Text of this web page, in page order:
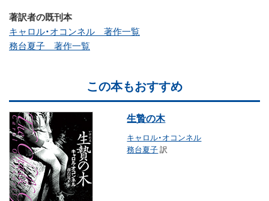
著訳者の既刊本
キャロル・オコンネル 著作一覧
務台夏子 著作一覧
この本もおすすめ
生贄の木
キャロル・オコンネル
務台夏子訳